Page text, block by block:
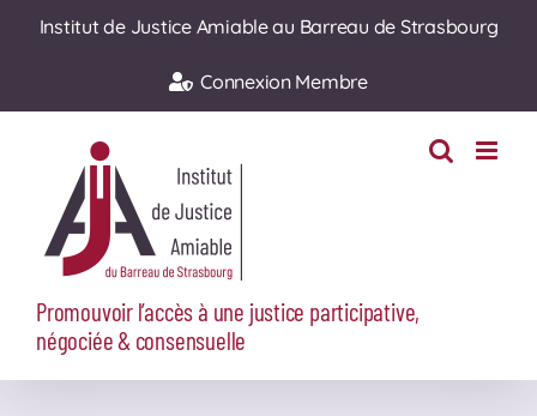
PasserInstitut de Justice Amiable au Barreau de Strasbourg
Connexion Membre
Promouvoir l’accès à une justice participative,
négociée & consensuelle